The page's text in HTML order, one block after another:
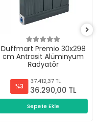
Duffmart Premio 30x298
cm Antrasit Alüminyum
Radyatör
%3
37.412,37 TL
36.290,00 TL
Sepete Ekle